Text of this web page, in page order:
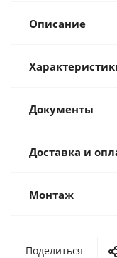
Описание
Документы
Доставка и
Монтаж
Поделиться